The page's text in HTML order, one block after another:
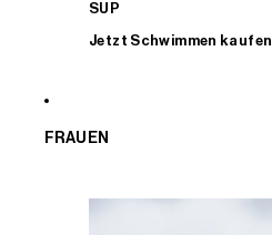
SUP
Jetzt Schwimmen kaufen
FRAUEN